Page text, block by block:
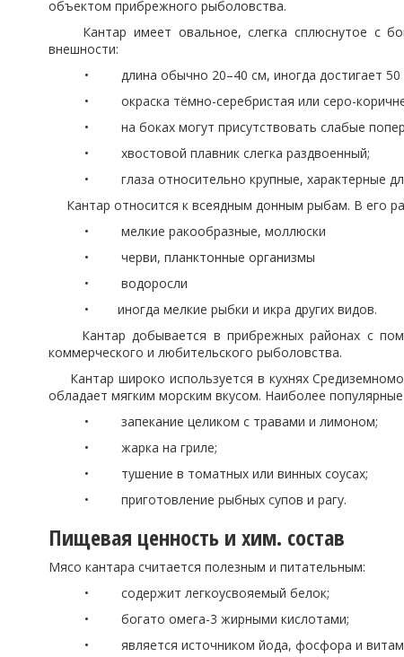
объектом прибрежного рыболовства.
Кантар имеет овальное, слегка сплюснутое с
внешности:
• длина обычно 20–40 см, иногда достигает 50
• окраска тёмно-серебристая или серо-
• на боках могут присутствовать слабые
• хвостовой плавник слегка раздвоенный;
• глаза относительно крупные, характерные
Кантар относится к всеядным донным рыбам. В его
• мелкие ракообразные, моллюски
• черви, планктонные организмы
• водоросли
• иногда мелкие рыбки и икра других видов.
Кантар добывается в прибрежных районах с
коммерческого и любительского рыболовства.
Кантар широко используется в кухнях
обладает мягким морским вкусом. Наиболее
• запекание целиком с травами и лимоном;
• жарка на гриле;
• тушение в томатных или винных соусах;
• приготовление рыбных супов и рагу.
Пищевая ценность и хим. состав
Мясо кантара считается полезным и питательным:
• содержит легкоусвояемый белок;
• богато омега-3 жирными кислотами;
• является источником йода, фосфора и